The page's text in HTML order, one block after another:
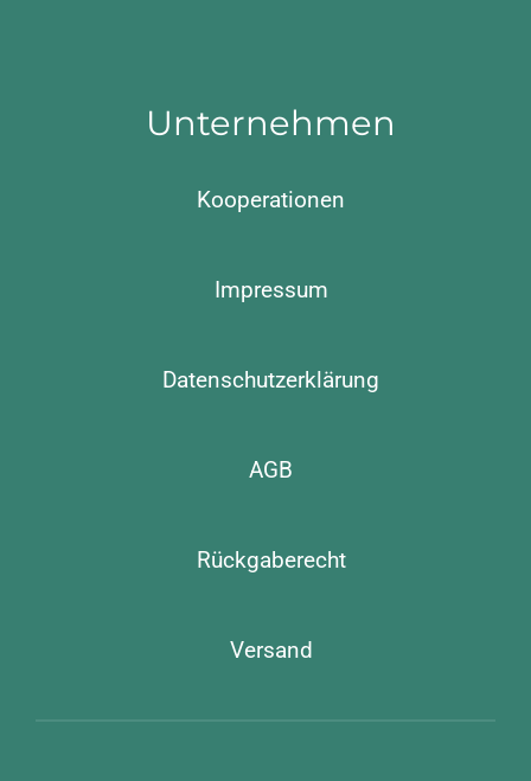
Unternehmen
Kooperationen
Impressum
Datenschutzerklärung
AGB
Rückgaberecht
Versand